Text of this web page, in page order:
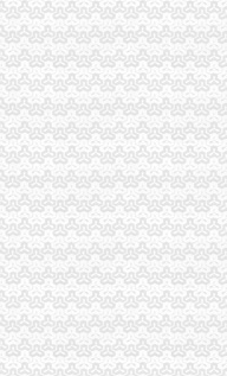
限公司重庆分公司的公告
注册登记_分公司_个体
区人民
作为_重庆_天涯论坛_天
哪家好免费试-报名在线
股份及支付现金购买资产
立市场主体77.71万户
,相对人仍具备提起行政
流程_客集齐网
_新浪重庆新闻_新浪重
户_重庆频道_凤凰网
关联公司之间公司人
格证遗失登报、重庆营